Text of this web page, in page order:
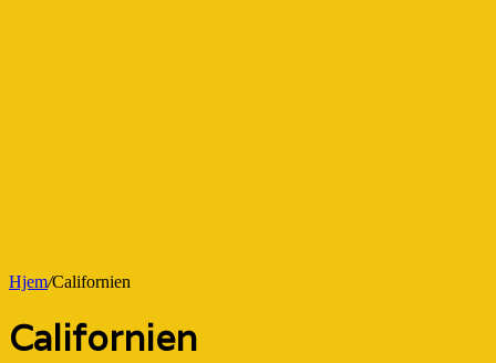
Hjem/Californien
Californien